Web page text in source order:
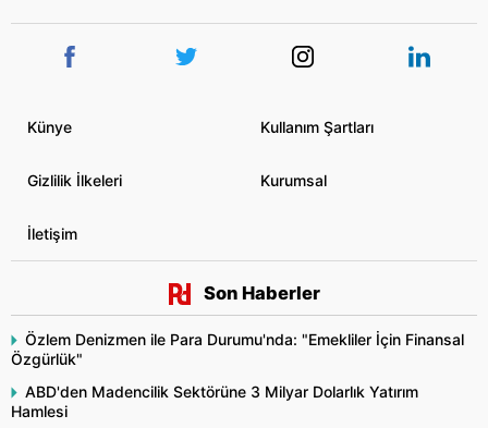
Künye Kullanım Şartları
Gizlilik İlkeleri Kurumsal
İletişim
Son Haberler
Özlem Denizmen ile Para Durumu'nda: "Emekliler İçin Finansal
Özgürlük"
ABD'den Madencilik Sektörüne 3 Milyar Dolarlık Yatırım
Hamlesi